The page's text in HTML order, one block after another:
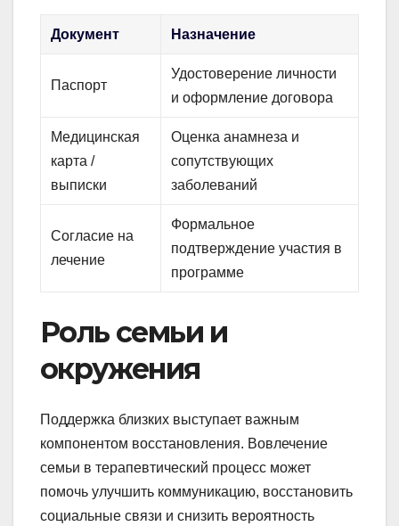
Документ Назначение
Паспорт
Удостоверение личности
и оформление договора
Медицинская
карта /
выписки
Оценка анамнеза и
сопутствующих
заболеваний
Согласие на
лечение
Формальное
подтверждение участия в
программе
Роль семьи и
окружения
Поддержка близких выступает важным
компонентом восстановления. Вовлечение
семьи в терапевтический процесс может
помочь улучшить коммуникацию, восстановить
социальные связи и снизить вероятность